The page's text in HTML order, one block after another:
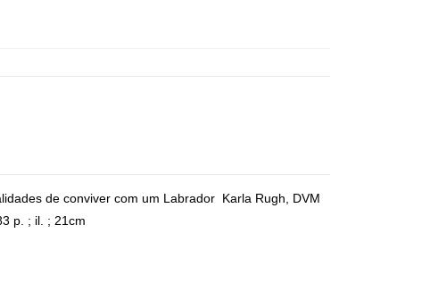
de conviver com um Labrador Karla Rugh, DVM
p. ; il. ; 21cm